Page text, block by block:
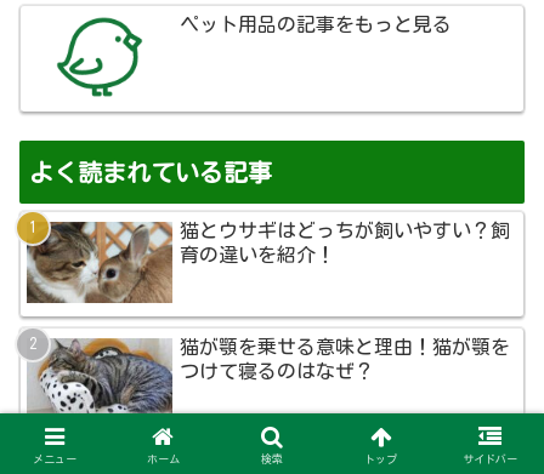
ペット用品の記事をもっと見る
よく読まれている記事
猫とウサギはどっちが飼いやすい？飼
育の違いを紹介！
猫が顎を乗せる意味と理由！猫が顎を
つけて寝るのはなぜ？
猫の多頭飼いのご飯とトイレ！順番待
メニュー ホーム 検索 トップ サイドバー